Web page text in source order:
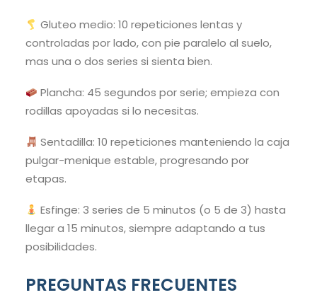
Gluteo medio: 10 repeticiones lentas y
controladas por lado, con pie paralelo al suelo,
mas una o dos series si sienta bien.
Plancha: 45 segundos por serie; empieza con
rodillas apoyadas si lo necesitas.
Sentadilla: 10 repeticiones manteniendo la caja
pulgar-menique estable, progresando por
etapas.
Esfinge: 3 series de 5 minutos (o 5 de 3) hasta
llegar a 15 minutos, siempre adaptando a tus
posibilidades.
PREGUNTAS FRECUENTES